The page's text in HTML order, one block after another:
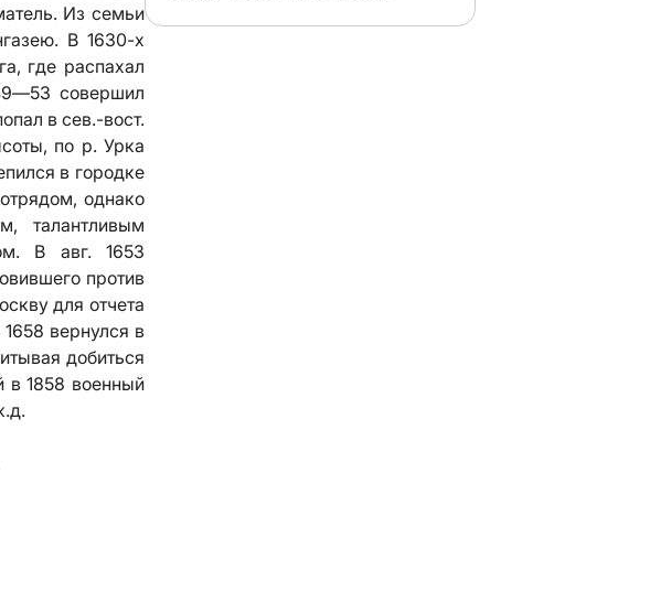
Из семьи
В 1630-х
где распахал
совершил
в сев.-вост.
по р. Урка
в городке
однако
талантливым
В авг. 1653
против
для отчета
вернулся в
добиться
в 1858 военный